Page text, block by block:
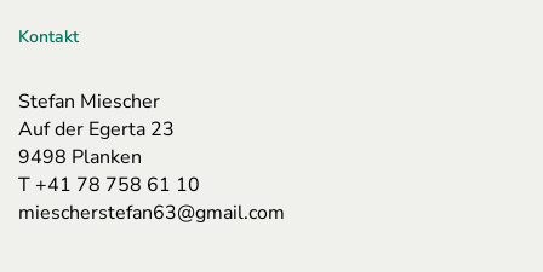
Kontakt
Stefan Miescher
Auf der Egerta 23
9498 Planken
T +41 78 758 61 10
miescherstefan63@gmail.com